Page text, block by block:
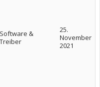
Software &
Treiber
25.
November
2021